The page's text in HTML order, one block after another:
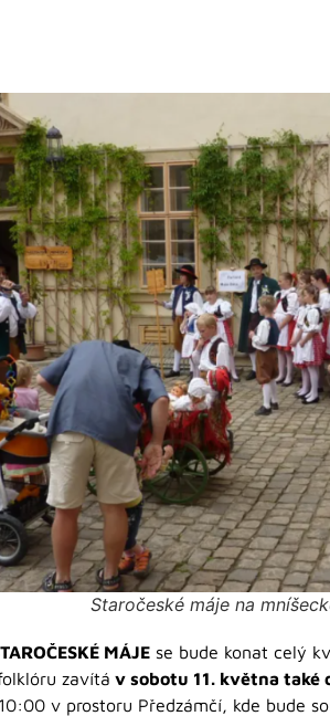
Staročeské máje na
MÁJE se bude konat celý
zavítá v sobotu 11. května také
v prostoru Předzámčí, kde bude